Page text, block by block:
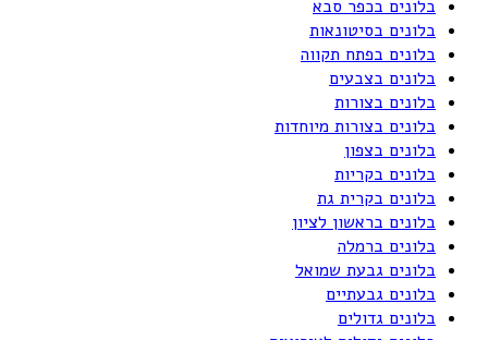
בלונים בכפר סבא
בלונים בסיטונאות
בלונים בפתח תקווה
בלונים בצבעים
בלונים בצורות
בלונים בצורות מיוחדות
בלונים בצפון
בלונים בקריות
בלונים בקרית גת
בלונים בראשון לציון
בלונים ברמלה
בלונים גבעת שמואל
בלונים גבעתיים
בלונים גדולים